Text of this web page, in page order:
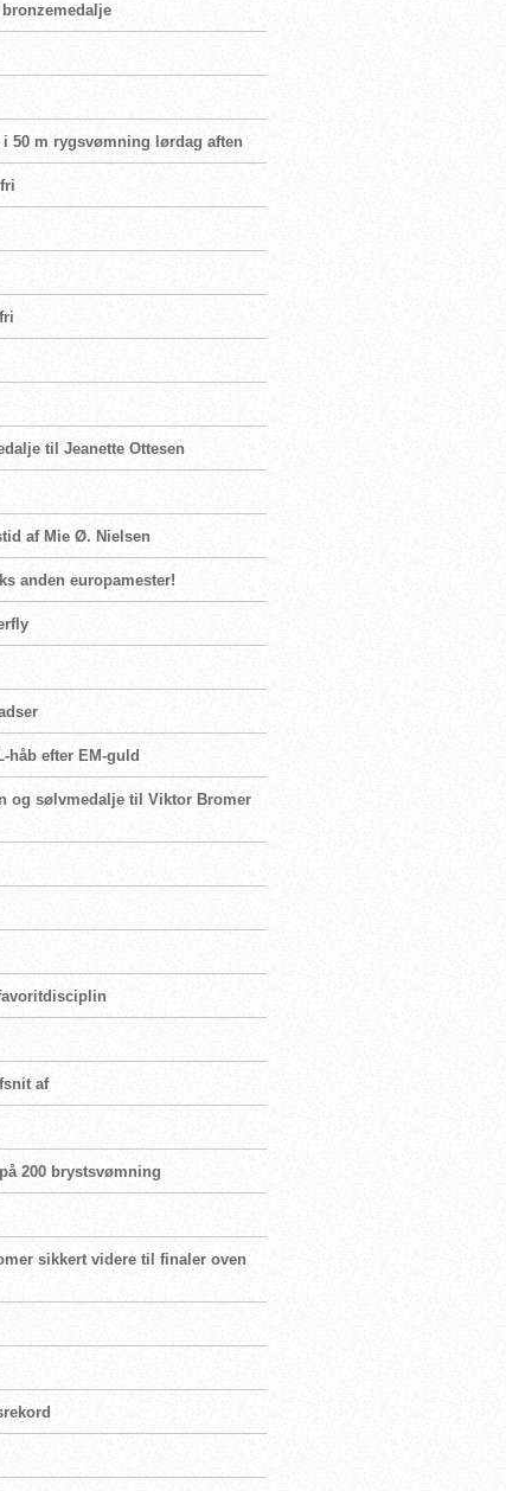
bronzemedalje
i 50 m rygsvømning lørdag aften
til Jeanette Ottesen
af Mie Ø. Nielsen
anden europamester!
håb efter EM-guld
og sølvmedalje til Viktor Bromer
af
200 brystsvømning
sikkert videre til finaler oven